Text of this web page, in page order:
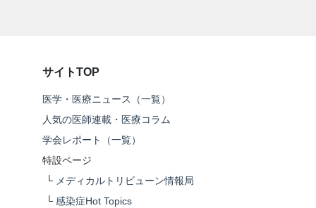
サイトTOP
医学・医療ニュース（一覧）
人気の医師連載・医療コラム
学会レポート（一覧）
特設ページ
└ メディカルトリビューン情報局
└ 感染症Hot Topics